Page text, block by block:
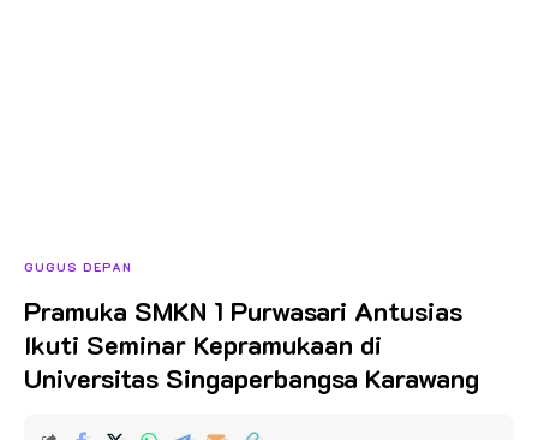
GUGUS DEPAN
Pramuka SMKN 1 Purwasari Antusias
Ikuti Seminar Kepramukaan di
Universitas Singaperbangsa Karawang